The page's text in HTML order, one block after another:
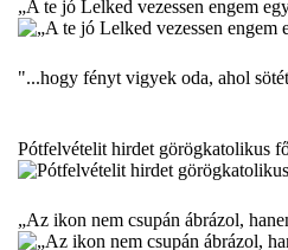
„A te jó Lelked vezessen engem
"...hogy fényt vigyek oda, ahol
Pótfelvételit hirdet görögkatolikus
„Az ikon nem csupán ábrázol,